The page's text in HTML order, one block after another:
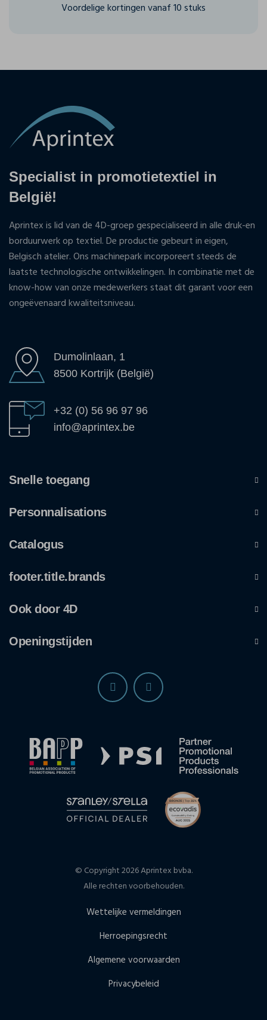
Voordelige kortingen vanaf 10 stuks
Specialist in promotietextiel in
België!
Aprintex is lid van de 4D-groep gespecialiseerd in alle druk-en
borduurwerk op textiel. De productie gebeurt in eigen,
Belgisch atelier. Ons machinepark incorporeert steeds de
laatste technologische ontwikkelingen. In combinatie met de
know-how van onze medewerkers staat dit garant voor een
ongeëvenaard kwaliteitsniveau.
Dumolinlaan, 1
8500 Kortrijk (België)
+32 (0) 56 96 97 96
info@aprintex.be
Snelle toegang
Personnalisations
Catalogus
footer.title.brands
Ook door 4D
Openingstijden
© Copyright 2026 Aprintex bvba.
Alle rechten voorbehouden.
Wettelijke vermeldingen
Herroepingsrecht
Algemene voorwaarden
Privacybeleid